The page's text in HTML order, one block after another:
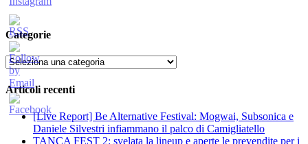
Categorie
Categorie
Articoli recenti
[Live Report] Be Alternative Festival: Mogwai, Subsonica e
Daniele Silvestri infiammano il palco di Camigliatello
TANCA FEST 2: svelata la lineup e aperte le prevendite per i